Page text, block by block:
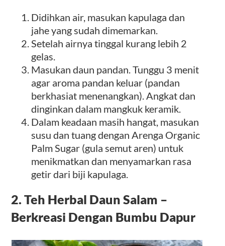
Didihkan air, masukan kapulaga dan
jahe yang sudah dimemarkan.
Setelah airnya tinggal kurang lebih 2
gelas.
Masukan daun pandan. Tunggu 3 menit
agar aroma pandan keluar (pandan
berkhasiat menenangkan). Angkat dan
dinginkan dalam mangkuk keramik.
Dalam keadaan masih hangat, masukan
susu dan tuang dengan Arenga Organic
Palm Sugar (gula semut aren) untuk
menikmatkan dan menyamarkan rasa
getir dari biji kapulaga.
2. Teh Herbal Daun Salam –
Berkreasi Dengan Bumbu Dapur